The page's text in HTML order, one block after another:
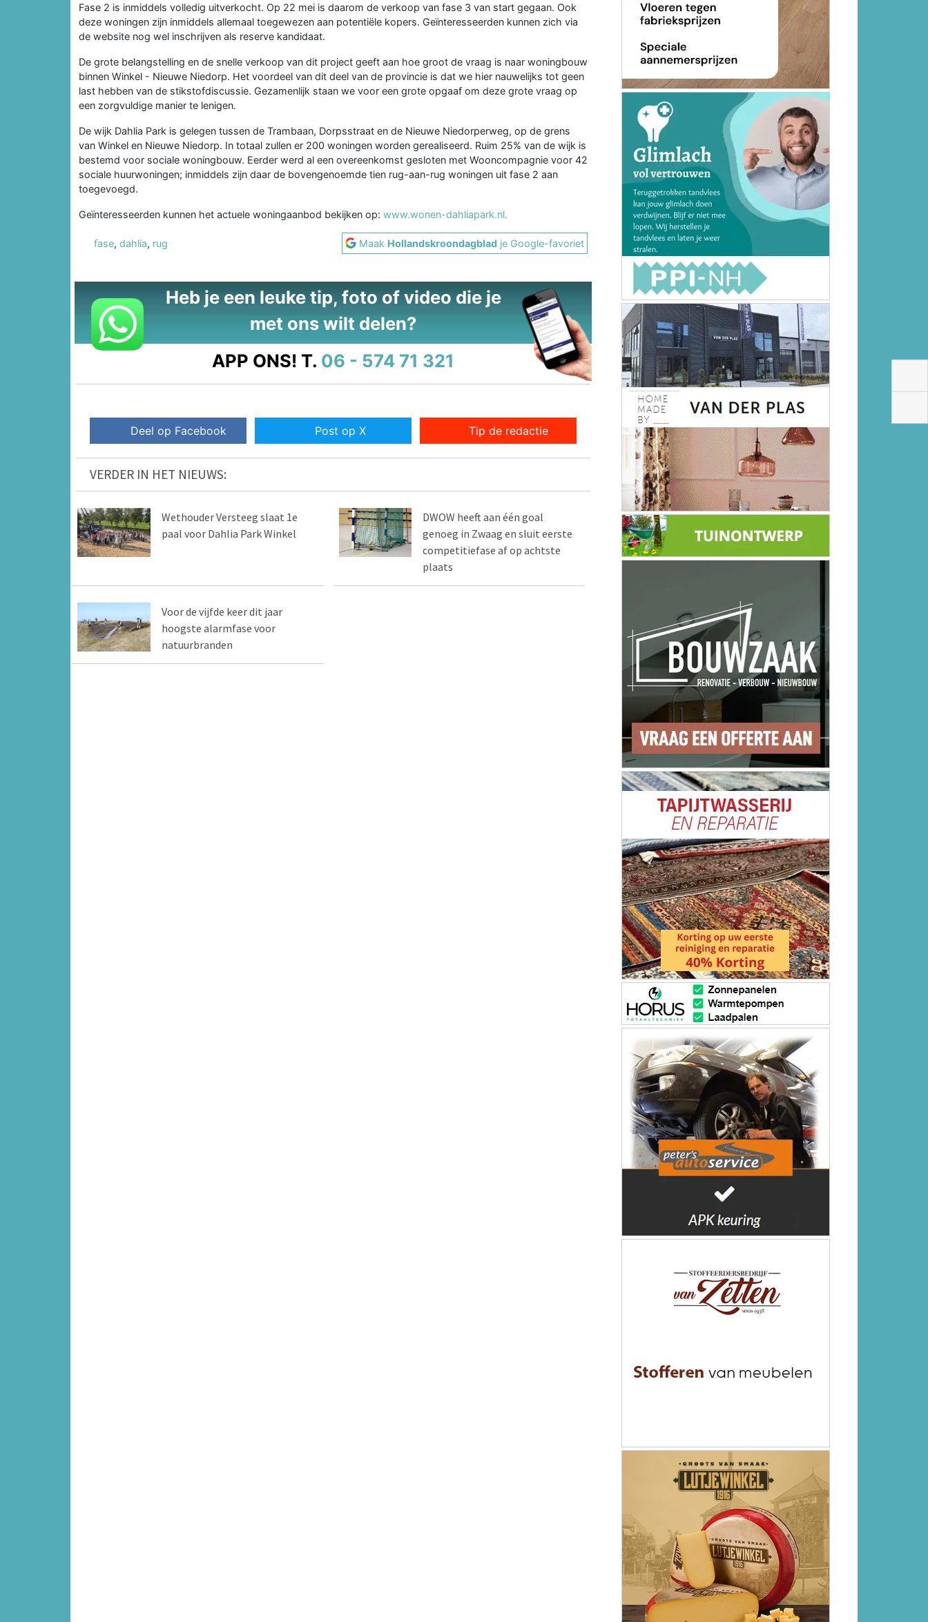
Fase 2 is inmiddels volledig uitverkocht. Op 22 mei is daarom de verkoop van fase 3 van start gegaan. Ook
deze woningen zijn inmiddels allemaal toegewezen aan potentiële kopers. Geïnteresseerden kunnen zich via
de website nog wel inschrijven als reserve kandidaat.
De grote belangstelling en de snelle verkoop van dit project geeft aan hoe groot de vraag is naar woningbouw
binnen Winkel - Nieuwe Niedorp. Het voordeel van dit deel van de provincie is dat we hier nauwelijks tot geen
last hebben van de stikstofdiscussie. Gezamenlijk staan we voor een grote opgaaf om deze grote vraag op
een zorgvuldige manier te lenigen.
De wijk Dahlia Park is gelegen tussen de Trambaan, Dorpsstraat en de Nieuwe Niedorperweg, op de grens
van Winkel en Nieuwe Niedorp. In totaal zullen er 200 woningen worden gerealiseerd. Ruim 25% van de wijk is
bestemd voor sociale woningbouw. Eerder werd al een overeenkomst gesloten met Wooncompagnie voor 42
sociale huurwoningen; inmiddels zijn daar de bovengenoemde tien rug-aan-rug woningen uit fase 2 aan
toegevoegd.
Geïnteresseerden kunnen het actuele woningaanbod bekijken op: www.wonen-dahliapark.nl.
fase, dahlia, rug Maak Hollandskroondagblad je Google-favoriet
Heb je een leuke tip, foto of video die je
met ons wilt delen?
APP ONS! T. 06 - 574 71 321
Deel op Facebook Post op X Tip de redactie
VERDER IN HET NIEUWS:
Wethouder Versteeg slaat 1e
paal voor Dahlia Park Winkel
DWOW heeft aan één goal
genoeg in Zwaag en sluit eerste
competitiefase af op achtste
plaats
Voor de vijfde keer dit jaar
hoogste alarmfase voor
natuurbranden